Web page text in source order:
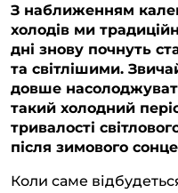
e
l
e
g
r
a
m
a
c
e
b
o
o
k
h
a
t
s
A
p
p
i
b
e
З наближенням
холодів ми
дні знову почнуть
та світлішими.
довше
такий холодний
тривалості
після зимового
Коли саме